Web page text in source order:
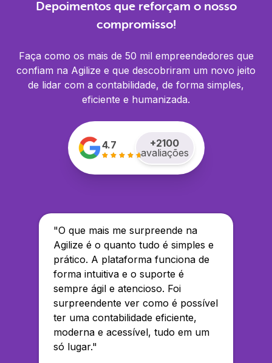
Depoimentos que reforçam o nosso
compromisso!
Faça como os mais de 50 mil empreendedores que
confiam na Agilize e que descobriram um novo jeito
de lidar com a contabilidade, de forma simples,
eficiente e humanizada.
4.7 +2100
avaliações
"O que mais me surpreende na
Agilize é o quanto tudo é simples e
prático. A plataforma funciona de
forma intuitiva e o suporte é
sempre ágil e atencioso. Foi
surpreendente ver como é possível
ter uma contabilidade eficiente,
moderna e acessível, tudo em um
só lugar."